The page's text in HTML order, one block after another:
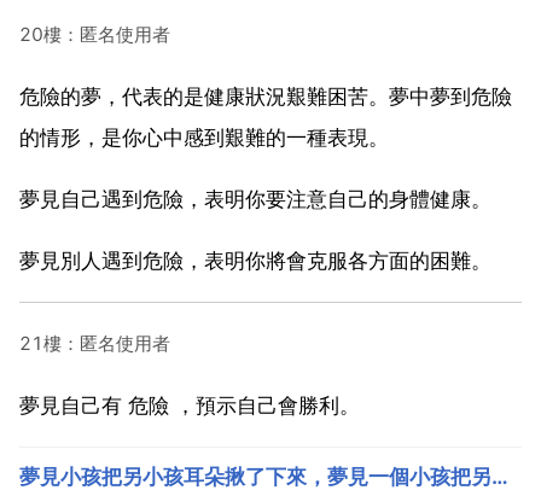
20樓：匿名使用者
危險的夢，代表的是健康狀況艱難困苦。夢中夢到危險
的情形，是你心中感到艱難的一種表現。
夢見自己遇到危險，表明你要注意自己的身體健康。
夢見別人遇到危險，表明你將會克服各方面的困難。
21樓：匿名使用者
夢見自己有 危險 ，預示自己會勝利。
夢見小孩把另小孩耳朵揪了下來，夢見一個小孩把另一個小孩耳朵揪了下來